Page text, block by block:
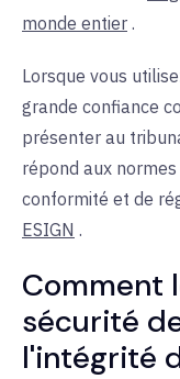
monde entier .
Lorsque vous
grande confiance
présenter au
répond aux
conformité et de
ESIGN .
Comment
sécurité
l'intégrité